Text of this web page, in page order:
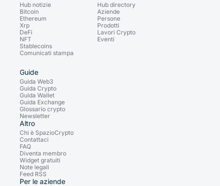
Hub notizie
Bitcoin
Ethereum
Xrp
DeFi
NFT
Stablecoins
Comunicati stampa
Hub directory
Aziende
Persone
Prodotti
Lavori Crypto
Eventi
Guide
Guida Web3
Guida Crypto
Guida Wallet
Guida Exchange
Glossario crypto
Newsletter
Altro
Chi è SpazioCrypto
Contattaci
FAQ
Diventa membro
Widget gratuiti
Note legali
Feed RSS
Per le aziende